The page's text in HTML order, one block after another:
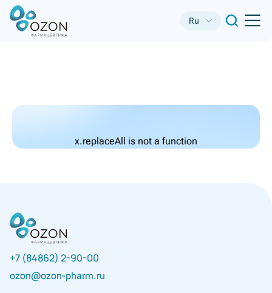
Ru
x.replaceAll is not a function
+7 (84862) 2-90-00
ozon@ozon-pharm.ru